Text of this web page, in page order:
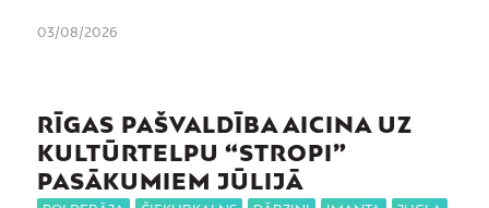
03/08/2026
RĪGAS PAŠVALDĪBA AICINA UZ
KULTŪRTELPU “STROPI”
PASĀKUMIEM JŪLIJĀ